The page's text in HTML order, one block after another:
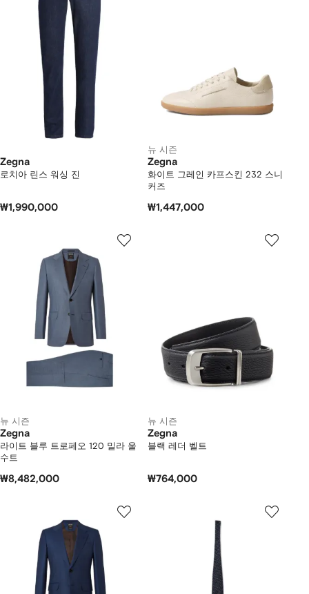
Zegna
로치아 린스 워싱 진
₩1,990,000
뉴 시즌
Zegna
화이트 그레인 카프스킨 232 스니
커즈
₩1,447,000
뉴 시즌
Zegna
라이트 블루 트로페오 120 밀라 울
수트
₩8,482,000
뉴 시즌
Zegna
블랙 레더 벨트
₩764,000